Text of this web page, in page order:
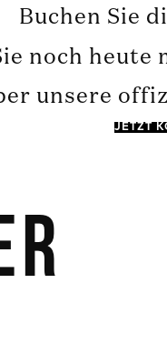
Buchen Sie
noch
unsere
JETZT